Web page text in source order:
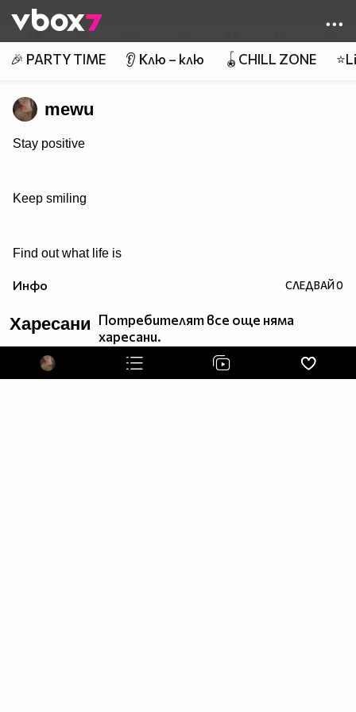
👾
🎉 PARTY TIME 👂 Клю – клю 🪀CHILL ZONE
mewu
Stay positive
Keep smiling
Find out what life is
Инфо СЛЕДВАЙ0
Харесани Потребителят все още няма
харесани.